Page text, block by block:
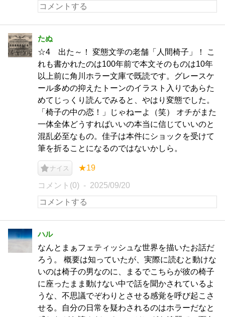
たぬ
☆4 出た～！ 変態文学の老舗「人間椅子」！ こ
れも書かれたのは100年前で本文そのものは10年
以上前に角川ホラー文庫で既読です。グレースケ
ール多めの抑えたトーンのイラスト入りであらた
めてじっくり読んでみると、やはり変態でした。
「椅子の中の恋！」じゃねーよ（笑） オチがまた
一体全体どうすればいいの本当に信じていいのと
混乱必至なもの。佳子は本件にショックを受けて
筆を折ることになるのではないかしら。
ナイス ★19
コメント(0) 2025/09/20
ハル
なんとまぁフェティッシュな世界を描いたお話だ
ろう。 概要は知っていたが、実際に読むと動けな
いのは椅子の男なのに、まるでこちらが彼の椅子
に座ったまま動けない中で話を聞かされているよ
うな、不思議でぞわりとさせる感覚を呼び起こさ
せる。自分の日常を疑わされるのはホラーだなと